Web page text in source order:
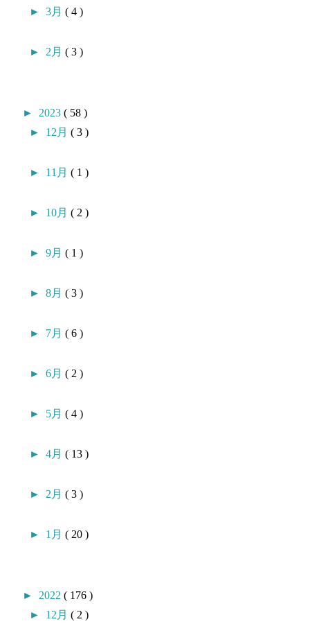
►3月( 4 )
► 2月( 3 )
► 2023( 58 )
► 12月( 3 )
► 11月( 1 )
► 10月( 2 )
►9月( 1 )
►8月( 3 )
► 7月( 6 )
►6月( 2 )
► 5月( 4 )
►4月( 13 )
► 2月( 3 )
► 1月( 20 )
► 2022( 176 )
► 12月( 2 )